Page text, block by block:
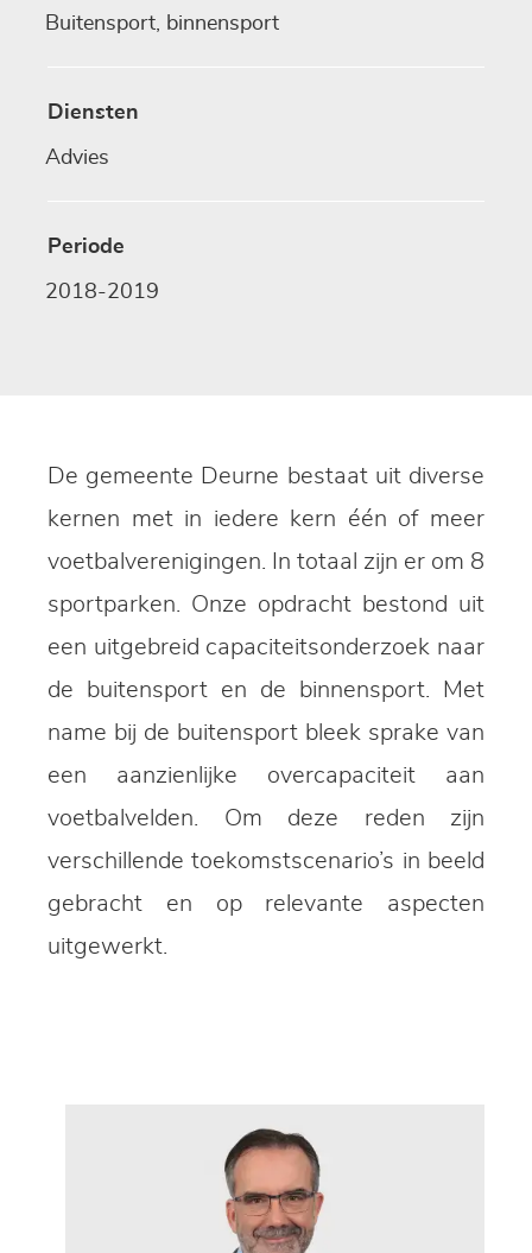
Buitensport, binnensport
Diensten
Advies
Periode
2018-2019
De gemeente Deurne bestaat uit diverse
kernen met in iedere kern één of meer
voetbalverenigingen. In totaal zijn er om 8
sportparken. Onze opdracht bestond uit
een uitgebreid capaciteitsonderzoek naar
de buitensport en de binnensport. Met
name bij de buitensport bleek sprake van
een aanzienlijke overcapaciteit aan
voetbalvelden. Om deze reden zijn
verschillende toekomstscenario’s in beeld
gebracht en op relevante aspecten
uitgewerkt.